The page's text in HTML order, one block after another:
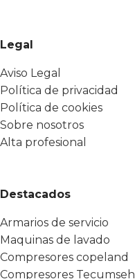
Legal
Aviso Legal
Política de privacidad
Política de cookies
Sobre nosotros
Alta profesional
Destacados
Armarios de servicio
Maquinas de lavado
Compresores copeland
Compresores Tecumseh